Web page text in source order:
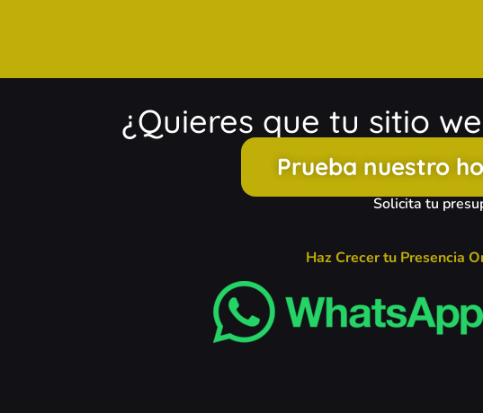
¿Quieres que tu sitio
Prueba nuestro
Solicita tu
Haz Crecer tu Presencia